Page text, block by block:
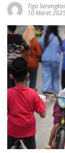
Tiga Serangkai
10 Maret